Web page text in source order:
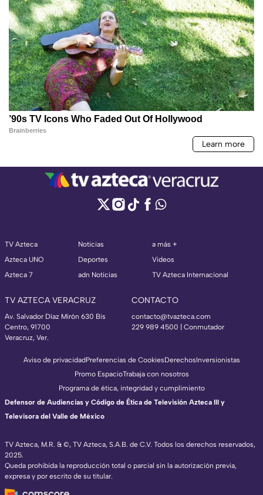
TV Azteca
Azteca UNO
Azteca 7
Noticias
Deportes
adn Noticias
a más +
Videos
TV Azteca Internacional
TV AZTECA VERACRUZ
Av. Salvador Díaz Mirón 630 Bis
Centro, 91700
Veracruz, Ver.
CONTACTO
contacto@tvazteca.com
229 989 4500 | Conmutador
TV Azteca, M.R. & ©, TV Azteca, S.A.B. de C.V. Todos los derechos reservados,
2025.
Queda prohibida la reproducción total o parcial sin la autorización previa,
expresa y por escrito de su titular.
Aviso de privacidadPreferencias de CookiesDerechosInversionistas
Promo EspacioTrabaja con nosotros
Programa de ética, integridad y cumplimiento
Defensor de Audiencias y Código de Ética de Televisión Azteca III y
Televisora del Valle de México